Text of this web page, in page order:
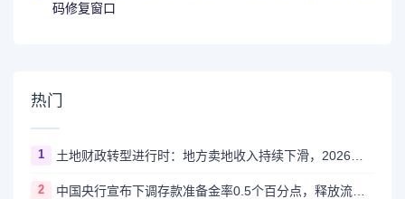
码修复窗口
热门
1
2 中国央行宣布下调存款准备金率0.5个百分点，释放流动性支持经济高质量发展